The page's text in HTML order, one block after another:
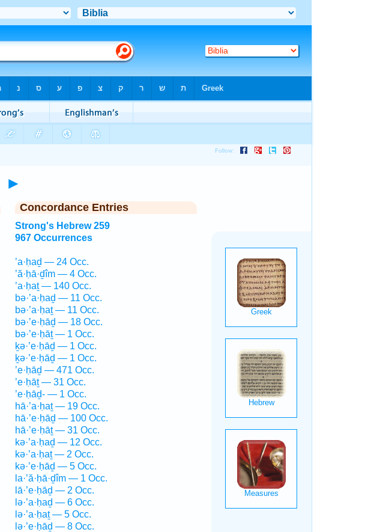
►
Concordance Entries
Strong's Hebrew 259
967 Occurrences
’a·ḥaḏ — 24 Occ.
’ă·ḥā·ḏîm — 4 Occ.
’a·ḥaṯ — 140 Occ.
bə·’a·ḥaḏ — 11 Occ.
bə·’a·ḥaṯ — 11 Occ.
bə·’e·ḥāḏ — 18 Occ.
bə·’e·ḥāṯ — 1 Occ.
ḵə·’e·ḥāḏ — 1 Occ.
ḵə·’e·ḥāḏ — 1 Occ.
’e·ḥāḏ — 471 Occ.
’e·ḥāṯ — 31 Occ.
’e·ḥāḏ- — 1 Occ.
hā·’a·ḥaṯ — 19 Occ.
hā·’e·ḥāḏ — 100 Occ.
hā·’e·ḥāṯ — 31 Occ.
kə·’a·ḥaḏ — 12 Occ.
kə·’a·ḥaṯ — 2 Occ.
kə·’e·ḥāḏ — 5 Occ.
la·’ă·ḥā·ḏîm — 1 Occ.
lā·’e·ḥāḏ — 2 Occ.
lə·’a·ḥaḏ — 6 Occ.
lə·’a·ḥaṯ — 5 Occ.
lə·’e·ḥāḏ — 8 Occ.